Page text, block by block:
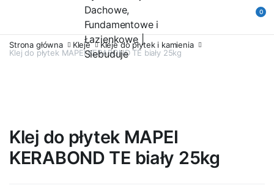
0
Strona główna Kleje
Kleje do płytek i kamienia
Klej do płytek MAPEI KERABOND TE biały 25kg
Klej do płytek MAPEI
KERABOND TE biały 25kg